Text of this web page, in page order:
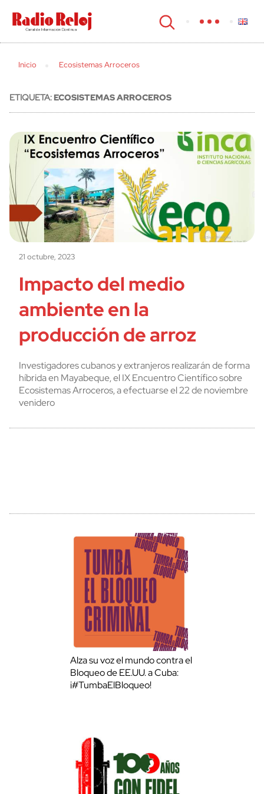
cerrar
Inicio Ecosistemas Arroceros
ETIQUETA:ECOSISTEMAS ARROCEROS
21 octubre, 2023
Impacto del medio
ambiente en la
producción de arroz
Investigadores cubanos y extranjeros realizarán de forma
híbrida en Mayabeque, el IX Encuentro Científico sobre
Ecosistemas Arroceros, a efectuarse el 22 de noviembre
venidero
Alza su voz el mundo contra el
Bloqueo de EE.UU. a Cuba:
¡#TumbaElBloqueo!